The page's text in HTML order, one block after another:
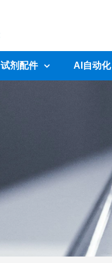
试剂配件 AI自动化